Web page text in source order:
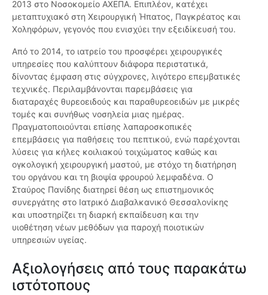
2013 στο Νοσοκομείο ΑΧΕΠΑ. Επιπλέον, κατέχει
μεταπτυχιακό στη Χειρουργική Ήπατος, Παγκρέατος και
Χοληφόρων, γεγονός που ενισχύει την εξειδίκευσή του.
Από το 2014, το ιατρείο του προσφέρει χειρουργικές
υπηρεσίες που καλύπτουν διάφορα περιστατικά,
δίνοντας έμφαση στις σύγχρονες, λιγότερο επεμβατικές
τεχνικές. Περιλαμβάνονται παρεμβάσεις για
διαταραχές θυρεοειδούς και παραθυρεοειδών με μικρές
τομές και συνήθως νοσηλεία μιας ημέρας.
Πραγματοποιούνται επίσης λαπαροσκοπικές
επεμβάσεις για παθήσεις του πεπτικού, ενώ παρέχονται
λύσεις για κήλες κοιλιακού τοιχώματος καθώς και
ογκολογική χειρουργική μαστού, με στόχο τη διατήρηση
του οργάνου και τη βιοψία φρουρού λεμφαδένα. Ο
Σταύρος Πανίδης διατηρεί θέση ως επιστημονικός
συνεργάτης στο Ιατρικό Διαβαλκανικό Θεσσαλονίκης
και υποστηρίζει τη διαρκή εκπαίδευση και την
υιοθέτηση νέων μεθόδων για παροχή ποιοτικών
υπηρεσιών υγείας.
Αξιολογήσεις από τους παρακάτω
ιστότοπους